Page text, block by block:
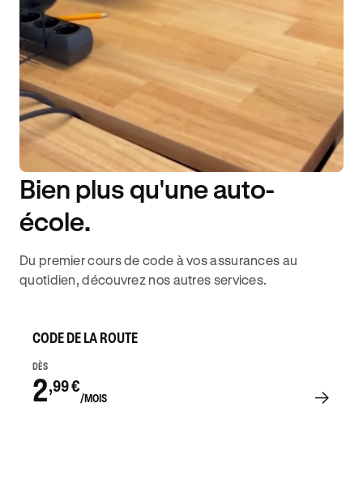
DISPONIBILITÉ 6J/7
Bien plus qu'une auto-
école.
Du premier cours de code à vos assurances au
quotidien, découvrez nos autres services.
CODE DE LA ROUTE
DÈS
2,99 €
/MOIS